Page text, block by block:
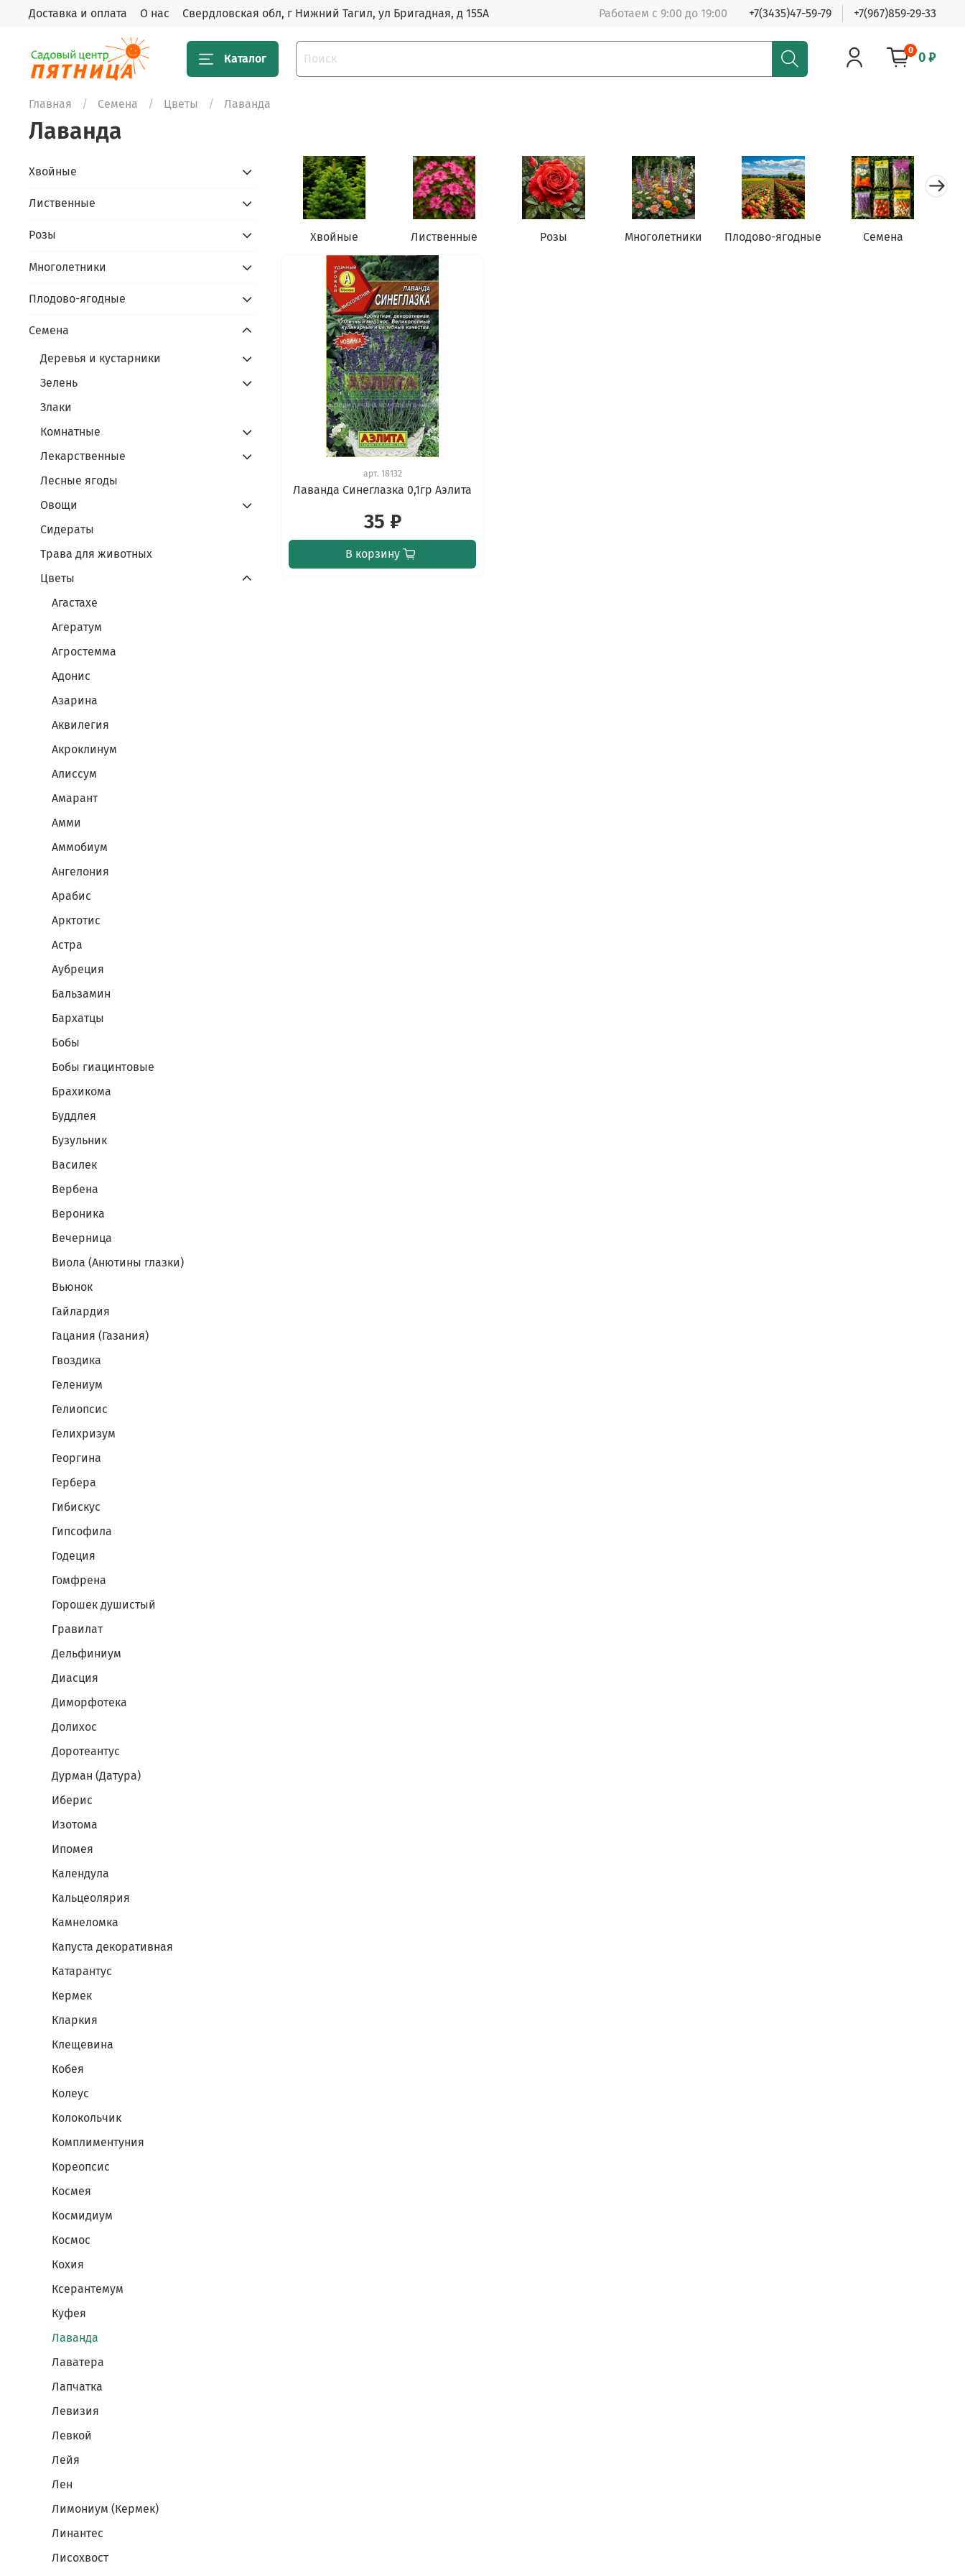
Доставка и оплата О нас Свердловская обл, г Нижний Тагил, ул Бригадная, д 155А Работаем с 9:00 до 19:00 +7(3435)47-59-79 +7(967)859-29-33
Каталог
0 0 ₽
Главная Семена Цветы Лаванда
Лаванда
Хвойные Лиственные Розы Многолетники Плодово-ягодные Семена
арт. 18132
Лаванда Синеглазка 0,1гр Аэлита
35 ₽
В корзину
Хвойные
Лиственные
Розы
Многолетники
Плодово-ягодные
Семена
Деревья и кустарники
Зелень
Злаки
Комнатные
Лекарственные
Лесные ягоды
Овощи
Сидераты
Трава для животных
Цветы
Агастахе
Агератум
Агростемма
Адонис
Азарина
Аквилегия
Акроклинум
Алиссум
Амарант
Амми
Аммобиум
Ангелония
Арабис
Арктотис
Астра
Аубреция
Бальзамин
Бархатцы
Бобы
Бобы гиацинтовые
Брахикома
Буддлея
Бузульник
Василек
Вербена
Вероника
Вечерница
Виола (Анютины глазки)
Вьюнок
Гайлардия
Гацания (Газания)
Гвоздика
Гелениум
Гелиопсис
Гелихризум
Георгина
Гербера
Гибискус
Гипсофила
Годеция
Гомфрена
Горошек душистый
Гравилат
Дельфиниум
Диасция
Диморфотека
Долихос
Доротеантус
Дурман (Датура)
Иберис
Изотома
Ипомея
Календула
Кальцеолярия
Камнеломка
Капуста декоративная
Катарантус
Кермек
Кларкия
Клещевина
Кобея
Колеус
Колокольчик
Комплиментуния
Кореопсис
Космея
Космидиум
Космос
Кохия
Ксерантемум
Куфея
Лаванда
Лаватера
Лапчатка
Левизия
Левкой
Лейя
Лен
Лимониум (Кермек)
Линантес
Лисохвост